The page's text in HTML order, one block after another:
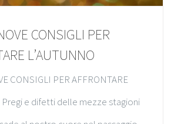
CONSIGLI PER
L’AUTUNNO
CONSIGLI PER AFFRONTARE
Pregi e difetti delle mezze stagioni